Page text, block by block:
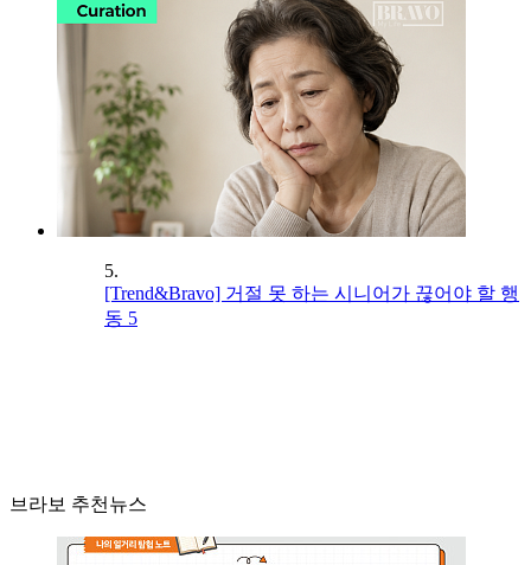
5.
[Trend&Bravo] 거절 못 하는 시니어가 끊어야 할 행
동 5
브라보 추천뉴스